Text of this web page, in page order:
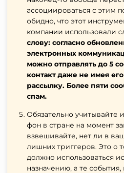
ассоциироваться с этим
обидно, что этот
компании использовали
слову: согласно
электронных
можно отправлять до 5
контакт даже не имея
рассылку. Более пяти
спам.
Обязательно
фон в стране на момент
взвешивайте, нет ли в
лишних триггеров. Это о
должно использоваться
назначению, а те